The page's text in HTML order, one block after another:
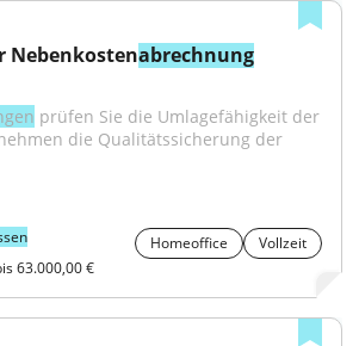
Nebenkostenabrechnung
prüfen Sie die Umlagefähigkeit der
die Qualitätssicherung der
Homeoffice
Vollzeit
63.000,00 €